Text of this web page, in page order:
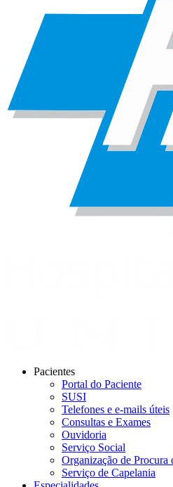
Pacientes
Portal do Paciente
SUSI
Telefones e e-mails úteis
Consultas e Exames
Ouvidoria
Serviço Social
Organização de Procura
Serviço de Capelania